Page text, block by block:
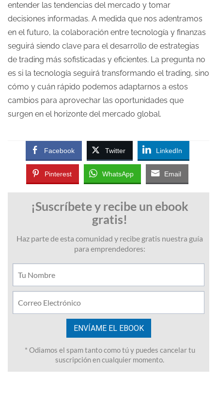
entender las tendencias del mercado y tomar
decisiones informadas. A medida que nos adentramos
en el futuro, la colaboración entre tecnología y finanzas
seguirá siendo clave para el desarrollo de estrategias
de trading más sofisticadas y eficientes. La pregunta no
es si la tecnología seguirá transformando el trading, sino
cómo y cuán rápido podemos adaptarnos a estos
cambios para aprovechar las oportunidades que
surgen en el horizonte del mercado global.
Facebook Twitter LinkedIn
Pinterest WhatsApp Email